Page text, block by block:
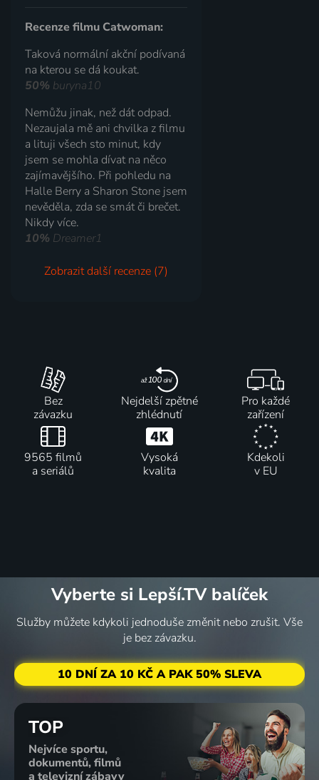
Recenze filmu Catwoman:
Taková normální akční podívaná
na kterou se dá koukat.
50% buryna10
Nemůžu jinak, než dát odpad.
Nezaujala mě ani chvilka z filmu
a lituji všech sto minut, kdy
jsem se mohla dívat na něco
zajímavějšího. Při pohledu na
Halle Berry a Sharon Stone jsem
nevěděla, zda se smát či brečet.
Nikdy více.
10% Dreamer1
Zobrazit další recenze (7)
Bez
závazku
Nejdelší zpětné
zhlédnutí
Pro každé
zařízení
9565 filmů
a seriálů
Vysoká
kvalita
Kdekoli
v EU
Vyberte si Lepší.TV balíček
Služby můžete kdykoli jednoduše změnit nebo zrušit. Vše
je bez závazku.
10 DNÍ ZA 10 KČ A PAK 50% SLEVA
TOP
Nejvíce sportu,
dokumentů, filmů
a televizní zábavy